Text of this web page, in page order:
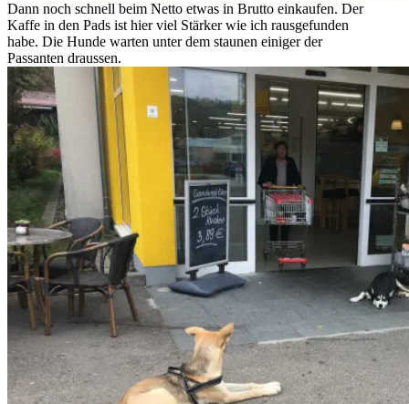
Dann noch schnell beim Netto etwas in Brutto einkaufen. Der
Kaffe in den Pads ist hier viel Stärker wie ich rausgefunden
habe. Die Hunde warten unter dem staunen einiger der
Passanten draussen.